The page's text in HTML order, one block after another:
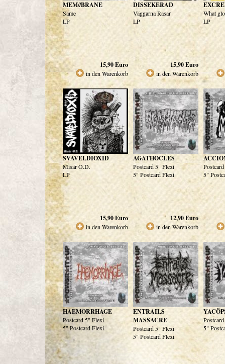
MEM//BRANE
Same
LP
15,90Euro
in den Warenkorb
DISSEKERAD
Väggarna Rasar
LP
15,90Euro
in den Warenkorb
What
LP
SVAVELDIOXID
Misär O.D.
LP
15,90Euro
in den Warenkorb
AGATHOCLES
Postcard 5" Flexi
5" Postcard Flexi
12,90Euro
in den Warenkorb
5"
HAEMORRHAGE
Postcard 5" Flexi
5" Postcard Flexi
ENTRAILS
MASSACRE
Postcard 5" Flexi
5" Postcard Flexi
5"